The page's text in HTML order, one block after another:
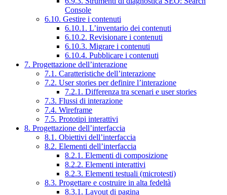
Console
6.10. Gestire i contenuti
6.10.1. L’inventario dei contenuti
6.10.2. Revisionare i contenuti
6.10.3. Migrare i contenuti
6.10.4. Pubblicare i contenuti
7. Progettazione dell’interazione
7.1. Caratteristiche dell’interazione
7.2. User stories per definire l’interazione
7.2.1. Differenza tra scenari e user stories
7.3. Flussi di interazione
7.4. Wireframe
7.5. Prototipi interattivi
8. Progettazione dell’interfaccia
8.1. Obiettivi dell’interfaccia
8.2. Elementi dell’interfaccia
8.2.1. Elementi di composizione
8.2.2. Elementi interattivi
8.2.3. Elementi testuali (microtesti)
8.3. Progettare e costruire in alta fedeltà
8.3.1. Layout di pagina